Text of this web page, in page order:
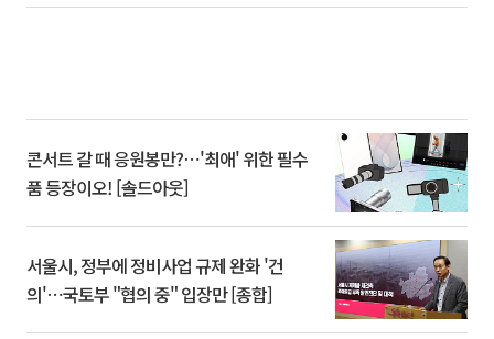
콘서트 갈 때 응원봉만?⋯'최애' 위한 필수
품 등장이오! [솔드아웃]
서울시, 정부에 정비사업 규제 완화 '건
의'⋯국토부 "협의 중" 입장만 [종합]